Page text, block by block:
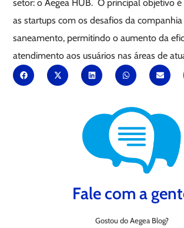
setor: o Aegea HUB. O principal objetivo
as startups com os desafios da
saneamento, permitindo o aumento da
atendimento aos usuários nas áreas de
Fale com a
Gostou do Aegea Blog?